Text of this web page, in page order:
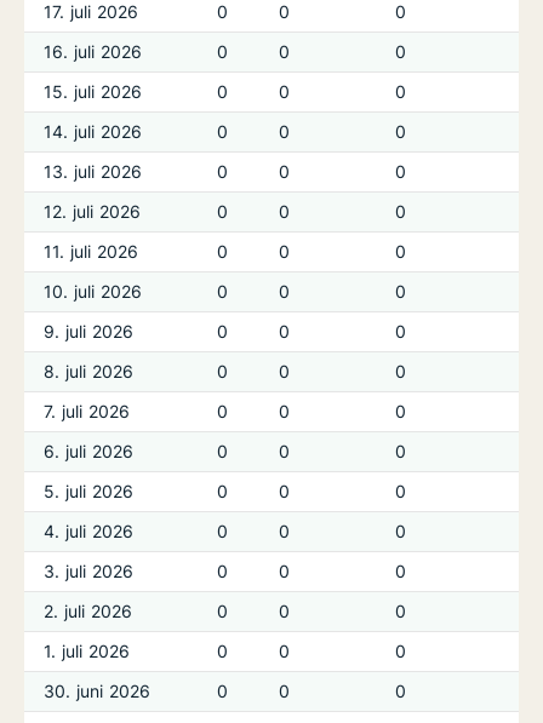
17. juli 2026
0 0 0
16. juli 2026
0 0 0
15. juli 2026
0 0 0
14. juli 2026
0 0 0
13. juli 2026
0 0 0
12. juli 2026
0 0 0
11. juli 2026
0 0 0
10. juli 2026
0 0 0
9. juli 2026
0 0 0
8. juli 2026
0 0 0
7. juli 2026
0 0 0
6. juli 2026
0 0 0
5. juli 2026
0 0 0
4. juli 2026
0 0 0
3. juli 2026
0 0 0
2. juli 2026
0 0 0
1. juli 2026
0 0 0
30. juni 2026
0 0 0